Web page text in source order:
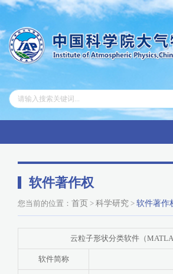
软件著作权
您当前的位置： 首页 > 科学研究 > 软件著作
云粒子形状分类软件（
软件简称